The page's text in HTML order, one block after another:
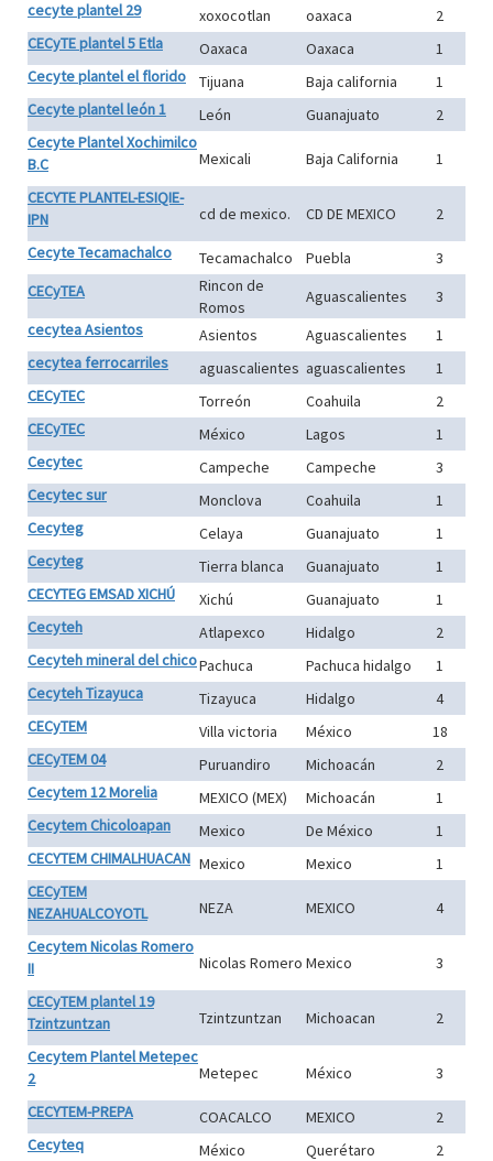
cecyte plantel 29 xoxocotlan oaxaca
2
CECyTE plantel 5 Etla
Oaxaca Oaxaca
1
Cecyte plantel el florido
Tijuana Baja california
1
Cecyte plantel león 1
León Guanajuato
2
Cecyte Plantel Xochimilco
B.C
Mexicali Baja California
1
CECYTE PLANTEL-ESIQIE-
IPN
cd de mexico. CD DE MEXICO
2
Cecyte Tecamachalco
Tecamachalco Puebla
3
CECyTEA
Rincon de
Romos
Aguascalientes
3
cecytea Asientos
Asientos Aguascalientes
1
cecytea ferrocarriles
aguascalientes aguascalientes
1
CECyTEC
Torreón Coahuila
2
CECyTEC
México Lagos
1
Cecytec
Campeche Campeche
3
Cecytec sur
Monclova Coahuila
1
Cecyteg
Celaya Guanajuato
1
Cecyteg
Tierra blanca Guanajuato
1
CECYTEG EMSAD XICHÚ
Xichú Guanajuato
1
Cecyteh
Atlapexco Hidalgo
2
Cecyteh mineral del chicoPachuca Pachuca hidalgo
1
Cecyteh Tizayuca
Tizayuca Hidalgo
4
CECyTEM
Villa victoria México
18
CECyTEM 04
Puruandiro Michoacán
2
Cecytem 12 Morelia
MEXICO (MEX) Michoacán
1
Cecytem Chicoloapan
Mexico De México
1
CECYTEM CHIMALHUACAN Mexico Mexico
1
CECyTEM
NEZAHUALCOYOTL
NEZA MEXICO
4
Cecytem Nicolas Romero
II
Nicolas Romero Mexico
3
CECyTEM plantel 19
Tzintzuntzan
Tzintzuntzan Michoacan
2
Cecytem Plantel Metepec
2
Metepec México
3
CECYTEM-PREPA
COACALCO MEXICO
2
Cecyteq
México Querétaro
2